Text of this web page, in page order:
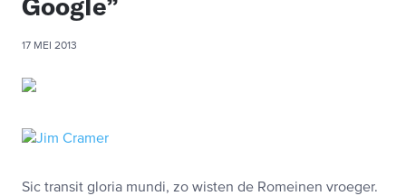
17 MEI 2013
Sic transit gloria mundi, zo wisten de Romeinen vroeger.